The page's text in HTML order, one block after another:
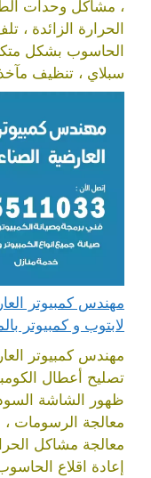
، مشاكل وحدات
الحرارة الزائدة ،
الحاسوب بشكل
سبلاي ، تنظيف
لابتوب و كمبيوتر
مهندس كمبيوتر
تصليح أعطال
ظهور الشاشة
معالجة الرسومات
معالجة مشاكل
إعادة اقلاع